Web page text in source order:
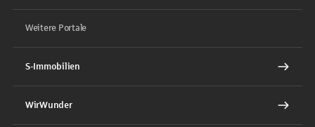
Weitere Portale
S-Immobilien
WirWunder